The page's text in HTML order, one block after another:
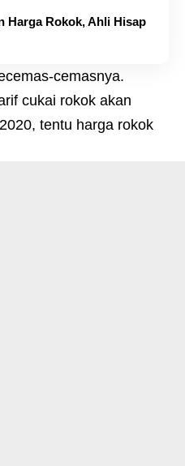
Harga Rokok, Ahli Hisap
cemasnya.
cukai rokok akan
tentu harga rokok